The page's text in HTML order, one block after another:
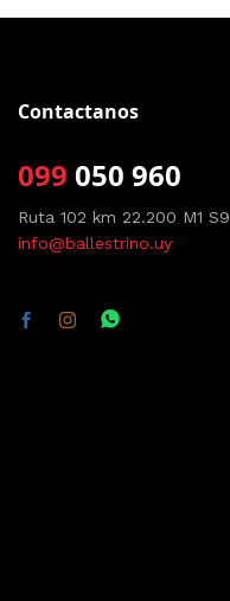
Contactanos
099 050 960
Ruta 102 km 22.200 M1 S9
info@ballestrino.uy